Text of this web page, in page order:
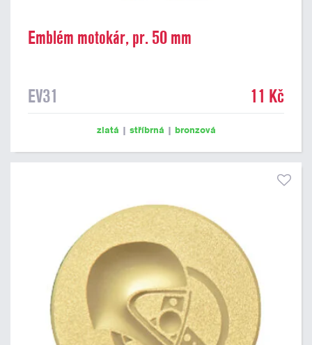
Emblém motokár, pr. 50 mm
EV31 11 Kč
zlatá | stříbrná | bronzová